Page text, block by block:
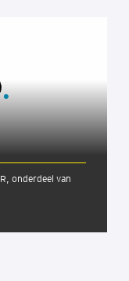
onderdeel van